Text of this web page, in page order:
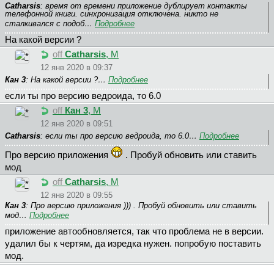
Catharsis: время от времени приложение дублирует контакты
телефонной книги. синхронизация отключена. никто не
сталкивался с подоб… Подробнее
На какой версии ?
off Catharsis, М
12 янв 2020 в 09:37
Кан 3: На какой версии ?… Подробнее
если ты про версию ведроида, то 6.0
off Кан 3, М
12 янв 2020 в 09:51
Catharsis: если ты про версию ведроида, то 6.0… Подробнее
Про версию приложения
. Пробуй обновить или ставить
мод
off Catharsis, М
12 янв 2020 в 09:55
Кан 3: Про версию приложения ))) . Пробуй обновить или ставить
мод… Подробнее
приложение автообновляется, так что проблема не в версии.
удалил бы к чертям, да изредка нужен. попробую поставить
мод.